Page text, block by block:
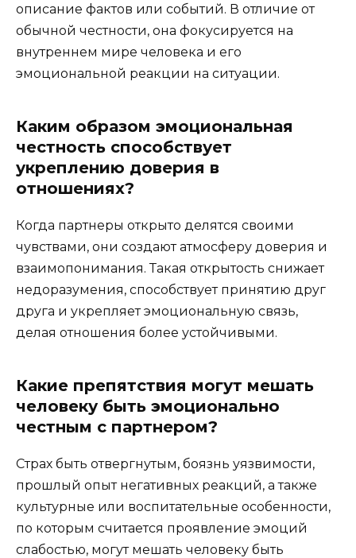
описание фактов или событий. В отличие от
обычной честности, она фокусируется на
внутреннем мире человека и его
эмоциональной реакции на ситуации.
Каким образом эмоциональная
честность способствует
укреплению доверия в
отношениях?
Когда партнеры открыто делятся своими
чувствами, они создают атмосферу доверия и
взаимопонимания. Такая открытость снижает
недоразумения, способствует принятию друг
друга и укрепляет эмоциональную связь,
делая отношения более устойчивыми.
Какие препятствия могут мешать
человеку быть эмоционально
честным с партнером?
Страх быть отвергнутым, боязнь уязвимости,
прошлый опыт негативных реакций, а также
культурные или воспитательные особенности,
по которым считается проявление эмоций
слабостью, могут мешать человеку быть